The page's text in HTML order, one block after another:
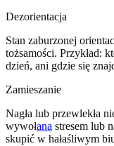
Dezorientacja
Stan zaburzonej
tożsamości. Przykład:
dzień, ani gdzie się
Zamieszanie
Nagła lub przewlekła
wywołana stresem lub
skupić w hałaśliwym